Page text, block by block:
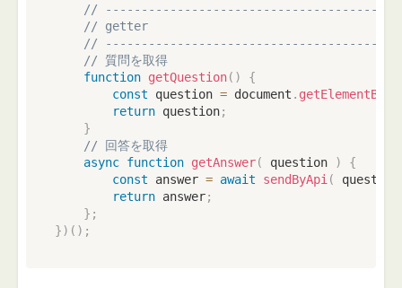
// -----------------------------------------
// getter
// -----------------------------------------
// 質問を取得
function getQuestion( )
{
const question = document . getElementById
return question;
}
// 回答を取得
async function getAnswer( question )
{
const answer = await sendByApi (
return answer;
} ;
}) ( ) ;